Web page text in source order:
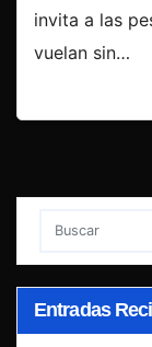
invita a las
vuelan sin…
Entradas